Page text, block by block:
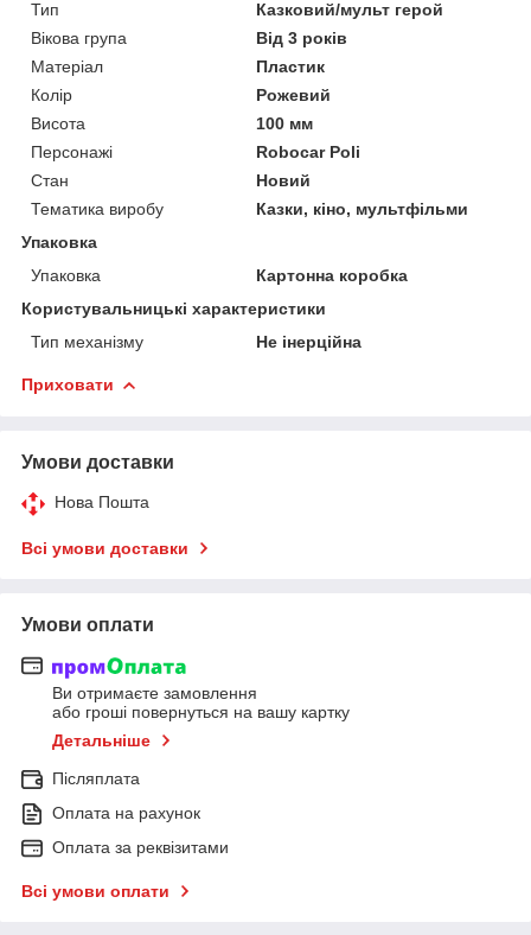
Тип
Казковий/мульт герой
Вікова група
Від 3 років
Матеріал
Пластик
Колір
Рожевий
Висота
100 мм
Персонажі
Robocar Poli
Стан
Новий
Тематика виробу
Казки, кіно, мультфільми
Упаковка
Упаковка
Картонна коробка
Користувальницькі характеристики
Тип механізму
Не інерційна
Приховати
Умови доставки
Нова Пошта
Всі умови доставки
Умови оплати
Ви отримаєте замовлення
або гроші повернуться на вашу картку
Детальніше
Післяплата
Оплата на рахунок
Оплата за реквізитами
Всі умови оплати